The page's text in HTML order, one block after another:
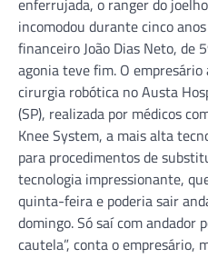
incomodou durante cinco
financeiro João Dias Neto, de
agonia teve fim. O
cirurgia robótica no Austa
(SP), realizada por médicos
Knee System, a mais alta
para procedimentos de
tecnologia impressionante,
quinta-feira e poderia sair
domingo. Só saí com andador
cautela”, conta o empresário,